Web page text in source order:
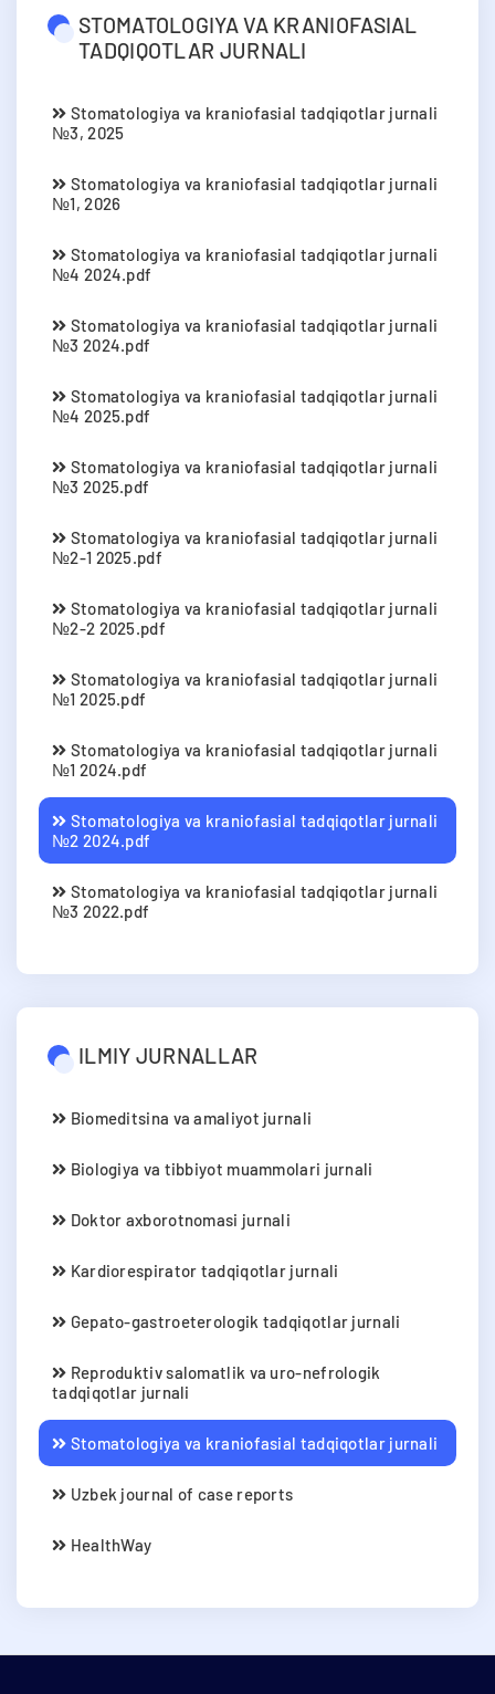
STOMATOLOGIYA VA KRANIOFASIAL
TADQIQOTLAR JURNALI
Stomatologiya va kraniofasial tadqiqotlar jurnali
№3, 2025
Stomatologiya va kraniofasial tadqiqotlar jurnali
№1, 2026
Stomatologiya va kraniofasial tadqiqotlar jurnali
№4 2024.pdf
Stomatologiya va kraniofasial tadqiqotlar jurnali
№3 2024.pdf
Stomatologiya va kraniofasial tadqiqotlar jurnali
№4 2025.pdf
Stomatologiya va kraniofasial tadqiqotlar jurnali
№3 2025.pdf
Stomatologiya va kraniofasial tadqiqotlar jurnali
№2-1 2025.pdf
Stomatologiya va kraniofasial tadqiqotlar jurnali
№2-2 2025.pdf
Stomatologiya va kraniofasial tadqiqotlar jurnali
№1 2025.pdf
Stomatologiya va kraniofasial tadqiqotlar jurnali
№1 2024.pdf
Stomatologiya va kraniofasial tadqiqotlar jurnali
№2 2024.pdf
Stomatologiya va kraniofasial tadqiqotlar jurnali
№3 2022.pdf
ILMIY JURNALLAR
Biomeditsina va amaliyot jurnali
Biologiya va tibbiyot muammolari jurnali
Doktor axborotnomasi jurnali
Kardiorespirator tadqiqotlar jurnali
Gepato-gastroeterologik tadqiqotlar jurnali
Reproduktiv salomatlik va uro-nefrologik
tadqiqotlar jurnali
Stomatologiya va kraniofasial tadqiqotlar jurnali
Uzbek journal of case reports
HealthWay